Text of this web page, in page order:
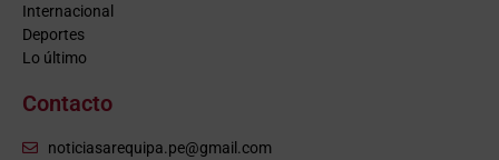
Internacional
Deportes
Lo último
Contacto
noticiasarequipa.pe@gmail.com